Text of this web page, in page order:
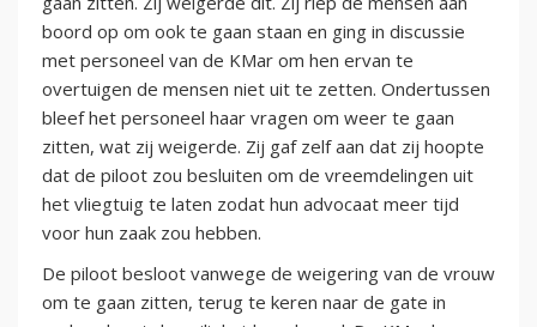
boord op om ook te gaan staan en ging in discussie
met personeel van de KMar om hen ervan te
overtuigen de mensen niet uit te zetten. Ondertussen
bleef het personeel haar vragen om weer te gaan
zitten, wat zij weigerde. Zij gaf zelf aan dat zij hoopte
dat de piloot zou besluiten om de vreemdelingen uit
het vliegtuig te laten zodat hun advocaat meer tijd
voor hun zaak zou hebben.
De piloot besloot vanwege de weigering van de vrouw
om te gaan zitten, terug te keren naar de gate in